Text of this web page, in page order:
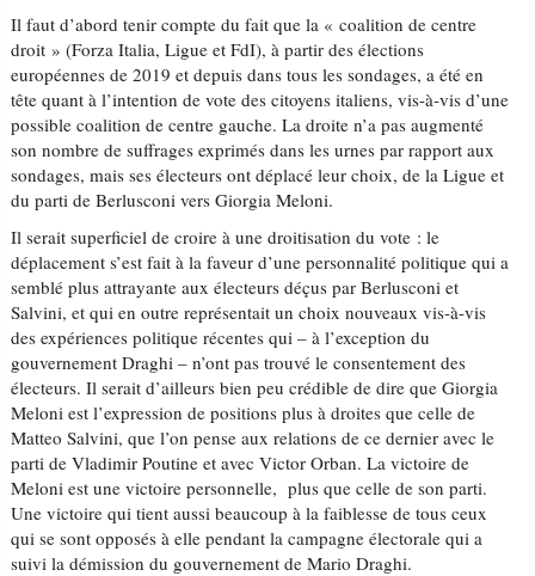
Il faut d’abord tenir compte du fait que la « coalition de centre
droit » (Forza Italia, Ligue et FdI), à partir des élections
européennes de 2019 et depuis dans tous les sondages, a été en
tête quant à l’intention de vote des citoyens italiens, vis-à-vis d’une
possible coalition de centre gauche. La droite n’a pas augmenté
son nombre de suffrages exprimés dans les urnes par rapport aux
sondages, mais ses électeurs ont déplacé leur choix, de la Ligue et
du parti de Berlusconi vers Giorgia Meloni.
Il serait superficiel de croire à une droitisation du vote : le
déplacement s’est fait à la faveur d’une personnalité politique qui a
semblé plus attrayante aux électeurs déçus par Berlusconi et
Salvini, et qui en outre représentait un choix nouveaux vis-à-vis
des expériences politique récentes qui – à l’exception du
gouvernement Draghi – n’ont pas trouvé le consentement des
électeurs. Il serait d’ailleurs bien peu crédible de dire que Giorgia
Meloni est l’expression de positions plus à droites que celle de
Matteo Salvini, que l’on pense aux relations de ce dernier avec le
parti de Vladimir Poutine et avec Victor Orban. La victoire de
Meloni est une victoire personnelle, plus que celle de son parti.
Une victoire qui tient aussi beaucoup à la faiblesse de tous ceux
qui se sont opposés à elle pendant la campagne électorale qui a
suivi la démission du gouvernement de Mario Draghi.